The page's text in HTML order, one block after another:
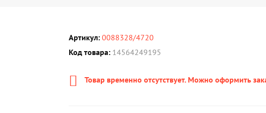
Артикул: 0088328/4720
Код товара: 14564249195
Товар временно отсутствует. Можно оформить